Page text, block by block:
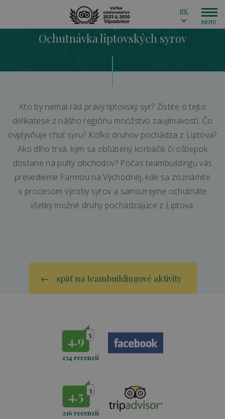
SK
Farma Východná
Ochutnávka liptovských syrov
Kto by nemal rád pravý liptovský syr? Zistite o tejto
delikatese z nášho regiónu množstvo zaujímavostí. Čo
ovplyvňuje chuť syru? Koľko druhov pochádza z Liptova?
Ako dlho trvá, kým sa obľúbený korbáčik či oštiepok
dostane na pulty obchodov? Počas teambuildingu vás
prevedieme Farmou na Východnej, kde sa zoznámite
s procesom výroby syrov a samozrejme ochutnáte
všetky možné druhy pochádzajúce z Liptova.
späť na teambuildingové aktivity
4.9 5
254 recenzií
4.5 5
216 recenzií